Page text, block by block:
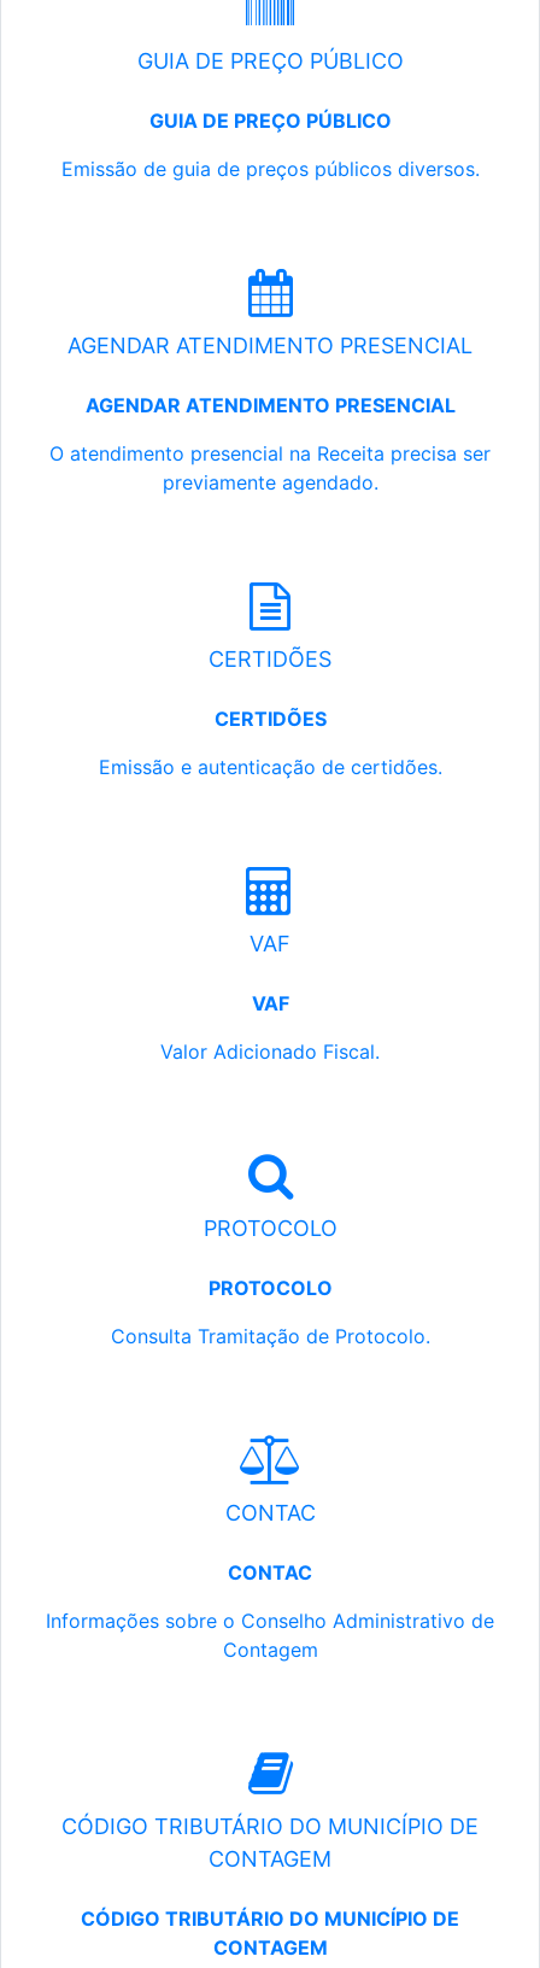
GUIA DE PREÇO PÚBLICO
GUIA DE PREÇO PÚBLICO
Emissão de guia de preços públicos diversos.
AGENDAR ATENDIMENTO PRESENCIAL
AGENDAR ATENDIMENTO PRESENCIAL
O atendimento presencial na Receita precisa ser
previamente agendado.
CERTIDÕES
CERTIDÕES
Emissão e autenticação de certidões.
VAF
VAF
Valor Adicionado Fiscal.
PROTOCOLO
PROTOCOLO
Consulta Tramitação de Protocolo.
CONTAC
CONTAC
Informações sobre o Conselho Administrativo de
Contagem
CÓDIGO TRIBUTÁRIO DO MUNICÍPIO DE
CONTAGEM
CÓDIGO TRIBUTÁRIO DO MUNICÍPIO DE
CONTAGEM